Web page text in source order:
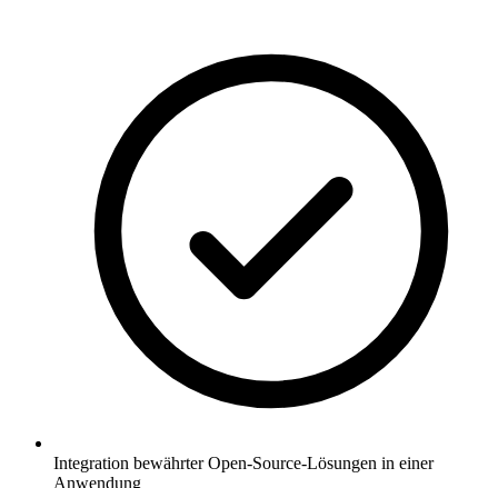
Integration bewährter Open-Source-Lösungen in einer
Anwendung